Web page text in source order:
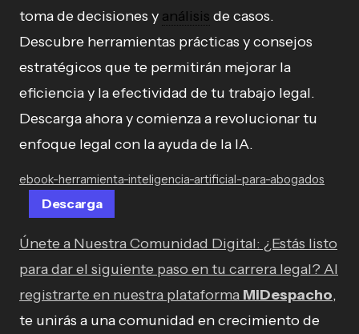
toma de decisiones y análisis de casos.
Descubre herramientas prácticas y consejos
estratégicos que te permitirán mejorar la
eficiencia y la efectividad de tu trabajo legal.
Descarga ahora y comienza a revolucionar tu
enfoque legal con la ayuda de la IA.
ebook-herramienta-inteligencia-artificial-para-abogados
Descarga
Únete a Nuestra Comunidad Digital: ¿Estás listo
para dar el siguiente paso en tu carrera legal? Al
registrarte en nuestra plataforma MiDespacho,
te unirás a una comunidad en crecimiento de